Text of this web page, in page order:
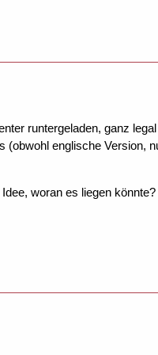
runtergeladen, ganz
englische Version,
woran es liegen könnte?